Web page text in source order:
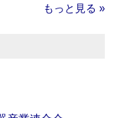
もっと見る »